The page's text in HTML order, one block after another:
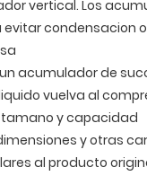
vertical. Los
condensacion
un acumulador de
vuelva al
tamano y capacidad
y otras
al producto